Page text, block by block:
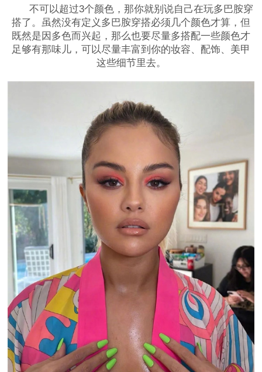
不可以超过3个颜色，那你就别说自己在玩多巴胺穿
搭了。虽然没有定义多巴胺穿搭必须几个颜色才算，但
既然是因多色而兴起，那么也要尽量多搭配一些颜色才
足够有那味儿，可以尽量丰富到你的妆容、配饰、美甲
这些细节里去。